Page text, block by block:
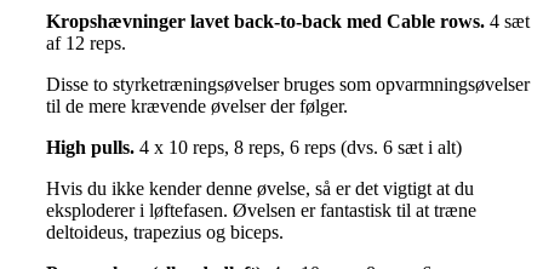
Kropshævninger lavet back-to-back med Cable rows. 4 sæt
af 12 reps.
Disse to styrketræningsøvelser bruges som opvarmningsøvelser
til de mere krævende øvelser der følger.
High pulls. 4 x 10 reps, 8 reps, 6 reps (dvs. 6 sæt i alt)
Hvis du ikke kender denne øvelse, så er det vigtigt at du
eksploderer i løftefasen. Øvelsen er fantastisk til at træne
deltoideus, trapezius og biceps.